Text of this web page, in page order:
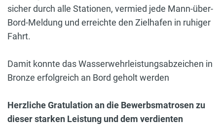
sicher durch alle Stationen, vermied jede Mann-über-
Bord-Meldung und erreichte den Zielhafen in ruhiger
Fahrt.
Damit konnte das Wasserwehrleistungsabzeichen in
Bronze erfolgreich an Bord geholt werden
Herzliche Gratulation an die Bewerbsmatrosen zu
dieser starken Leistung und dem verdienten